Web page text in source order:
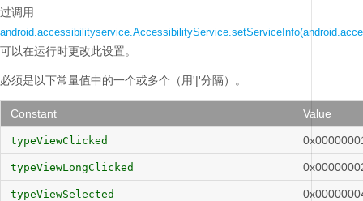
过调用
可以在运行时更改此设置。
必须是以下常量值中的一个或多个（用'|'分隔）。
Constant Value
typeViewClicked
typeViewLongClicked
typeViewSelected